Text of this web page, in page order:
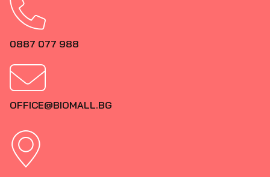
0887 077 988
OFFICE@BIOMALL.BG